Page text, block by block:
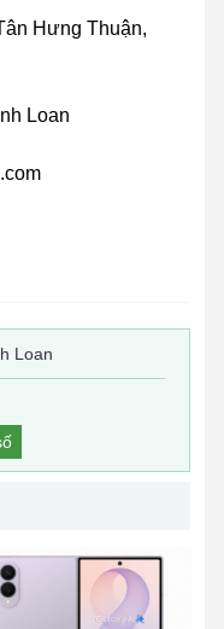
Hưng Thuận,
Loan
Loan